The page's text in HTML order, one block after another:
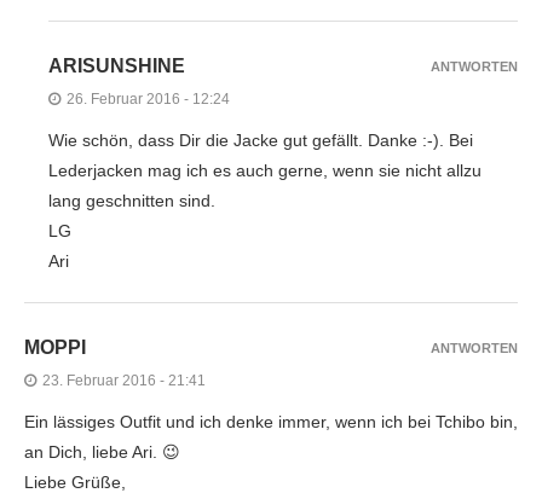
ARISUNSHINE
26. Februar 2016 - 12:24
Wie schön, dass Dir die Jacke gut gefällt. Danke :-). Bei
Lederjacken mag ich es auch gerne, wenn sie nicht allzu
lang geschnitten sind.
LG
Ari
ANTWORTEN
MOPPI
23. Februar 2016 - 21:41
Ein lässiges Outfit und ich denke immer, wenn ich bei Tchibo bin,
an Dich, liebe Ari. 😉
Liebe Grüße,
ANTWORTEN